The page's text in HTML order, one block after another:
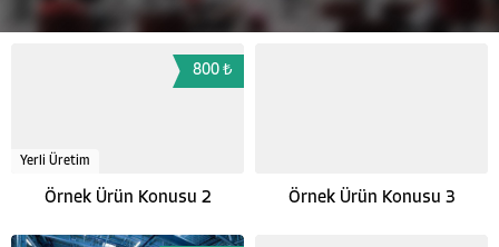
Yerli Üretim
800 ₺
Örnek Ürün Konusu 2 Örnek Ürün Konusu 3